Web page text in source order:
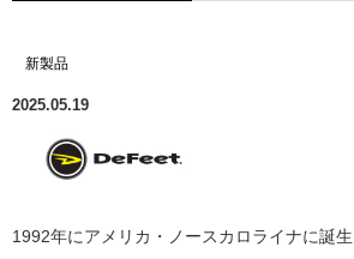
新製品
2025.05.19
1992年にアメリカ・ノースカロライナに誕